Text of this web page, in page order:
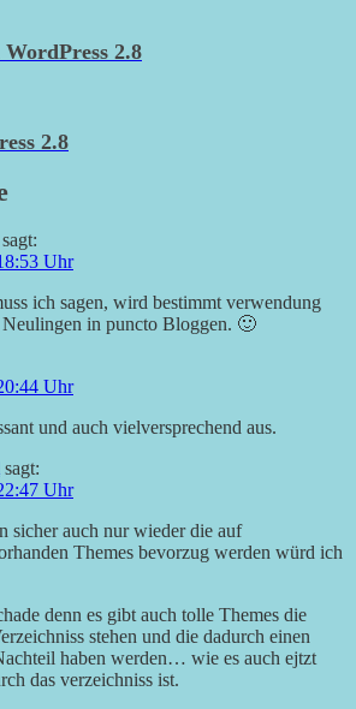
2.8
2.8
sagt:
Uhr
ich sagen, wird bestimmt verwendung
in puncto Bloggen. 🙂
Uhr
und auch vielversprechend aus.
sagt:
Uhr
sicher auch nur wieder die auf
Themes bevorzug werden würd ich
denn es gibt auch tolle Themes die
stehen und die dadurch einen
haben werden… wie es auch ejtzt
das verzeichniss ist.